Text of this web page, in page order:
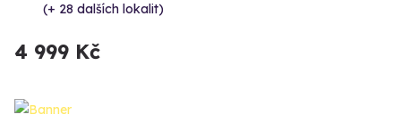
(+ 28 dalších lokalit)
4 999 Kč